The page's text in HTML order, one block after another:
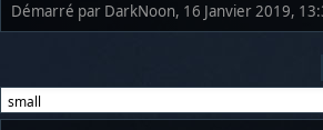
Démarré par DarkNoon, 16 Janvier 2019,